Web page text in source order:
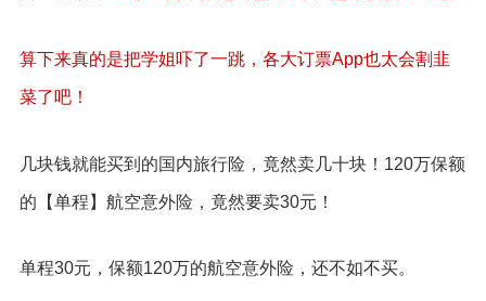
算下来真的是把学姐吓了一跳，各大订票App也太会割韭
菜了吧！
几块钱就能买到的国内旅行险，竟然卖几十块！120万保额
的【单程】航空意外险，竟然要卖30元！
单程30元，保额120万的航空意外险，还不如不买。